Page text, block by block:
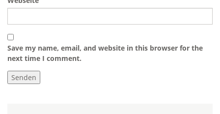
Save my name, email, and website in this browser for the
next time I comment.